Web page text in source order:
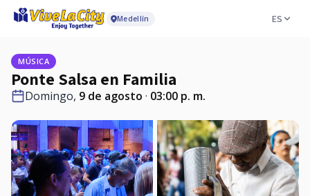
Medellín ES
MÚSICA
Ponte Salsa en Familia
Domingo, 9 de agosto · 03:00 p. m.